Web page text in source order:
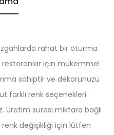
rahat bir oturma
için mükemmel
sahiptir ve dekorunuzu
farklı renk seçenekleri
Üretim süresi miktara bağlı
değişikliği için lütfen